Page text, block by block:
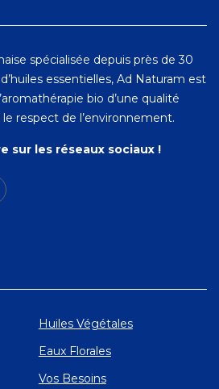
spécialisée depuis près de 30
essentielles, Ad Naturam est
bio d’une qualité
respect de l’environnement.
sur les réseaux sociaux !
Huiles Végétales
Eaux Florales
Vos Besoins